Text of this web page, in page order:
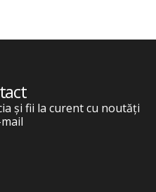
și fii la curent cu noutăți